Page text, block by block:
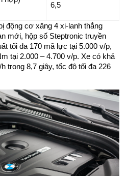
6,5
động cơ xăng 4 xi-lanh thẳng
mới, hộp số Steptronic truyền
tối đa 170 mã lực tại 5.000 v/p,
tại 2.000 – 4.700 v/p. Xe có khả
trong 8,7 giây, tốc độ tối đa 226